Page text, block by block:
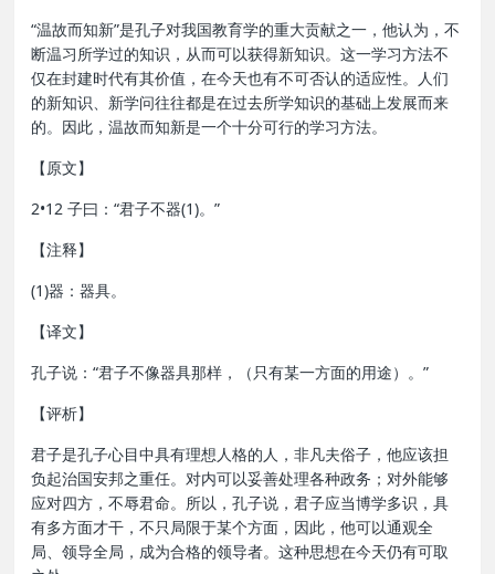
“温故而知新”是孔子对我国教育学的重大贡献之一，他认为，不
断温习所学过的知识，从而可以获得新知识。这一学习方法不
仅在封建时代有其价值，在今天也有不可否认的适应性。人们
的新知识、新学问往往都是在过去所学知识的基础上发展而来
的。因此，温故而知新是一个十分可行的学习方法。
【原文】
2•12 子曰：“君子不器(1)。”
【注释】
(1)器：器具。
【译文】
孔子说：“君子不像器具那样，（只有某一方面的用途）。”
【评析】
君子是孔子心目中具有理想人格的人，非凡夫俗子，他应该担
负起治国安邦之重任。对内可以妥善处理各种政务；对外能够
应对四方，不辱君命。所以，孔子说，君子应当博学多识，具
有多方面才干，不只局限于某个方面，因此，他可以通观全
局、领导全局，成为合格的领导者。这种思想在今天仍有可取